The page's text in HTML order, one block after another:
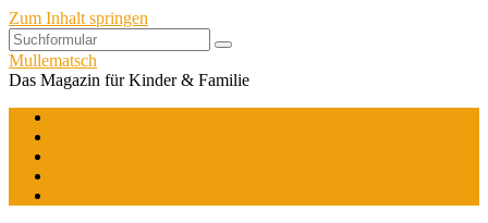
Zum Inhalt springen
Mullematsch
Das Magazin für Kinder & Familie